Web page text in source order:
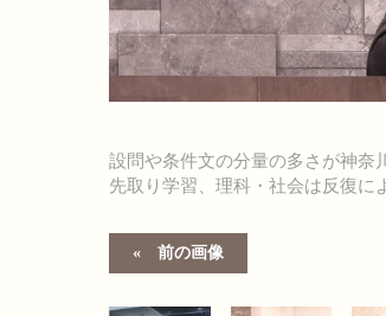
設問や条件文の分量の多さが神奈
先取り学習、理科・社会は反復に
前の画像